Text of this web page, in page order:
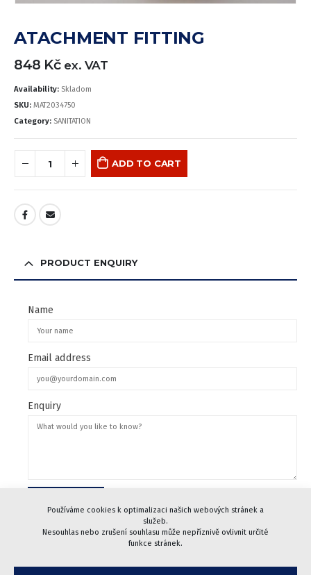
Používáme cookies k optimalizaci našich webových stránek a
služeb.
Nesouhlas nebo zrušení souhlasu může nepříznivě ovlivnit určité
funkce stránek.
ATACHMENT FITTING
848 Kč ex. VAT
Availability: Skladom
SKU: MAT2034750
Category: SANITATION
ADD TO CART
PRODUCT ENQUIRY
Name
Email address
Enquiry